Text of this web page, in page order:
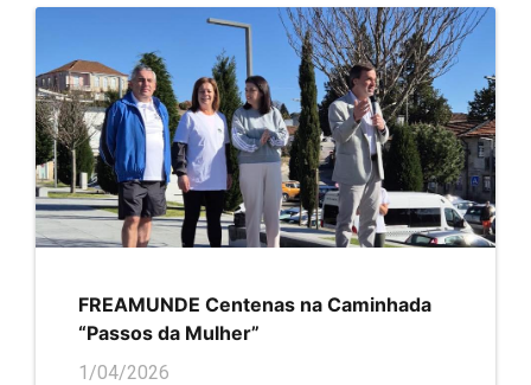
FREAMUNDE Centenas na Caminhada
“Passos da Mulher”
1/04/2026